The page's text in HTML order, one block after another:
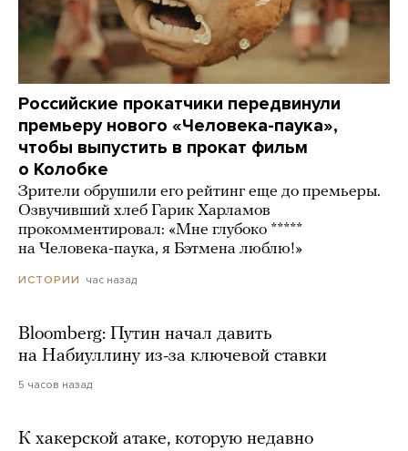
Российские прокатчики передвинули
премьеру нового «Человека-паука»,
чтобы выпустить в прокат фильм
о Колобке
Зрители обрушили его рейтинг еще до премьеры.
Озвучивший хлеб Гарик Харламов
прокомментировал: «Мне глубоко *****
на Человека-паука, я Бэтмена люблю!»
ИСТОРИИ час назад
Bloomberg: Путин начал давить
на Набиуллину из-за ключевой ставки
5 часов назад
К хакерской атаке, которую недавно